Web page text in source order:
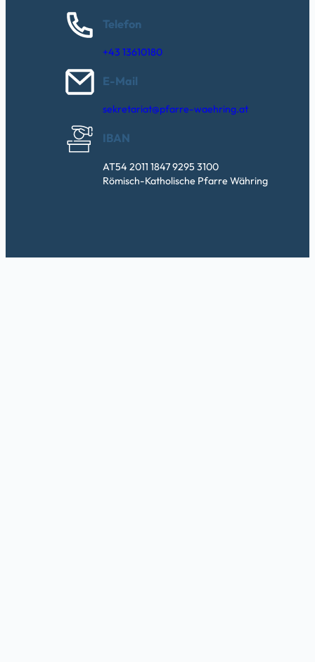
Telefon
+43 13610180
E-Mail
sekretariat@pfarre-waehring.at
IBAN
AT54 2011 1847 9295 3100
Römisch-Katholische Pfarre Währing